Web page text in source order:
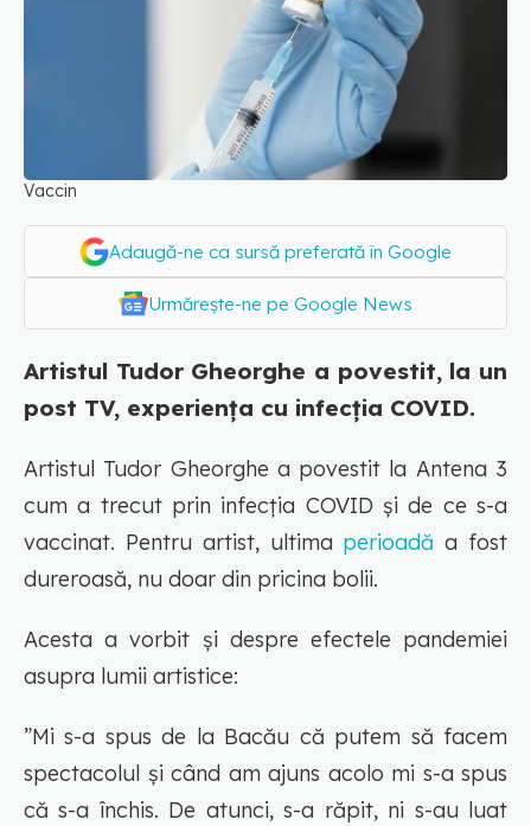
Vaccin
Adaugă-ne ca sursă preferată în Google
Urmărește-ne pe Google News
Artistul Tudor Gheorghe a povestit, la un
post TV, experiența cu infecția COVID.
Artistul Tudor Gheorghe a povestit la Antena 3
cum a trecut prin infecția COVID și de ce s-a
vaccinat. Pentru artist, ultima perioadă a fost
dureroasă, nu doar din pricina bolii.
Acesta a vorbit și despre efectele pandemiei
asupra lumii artistice:
”Mi s-a spus de la Bacău că putem să facem
spectacolul și când am ajuns acolo mi s-a spus
că s-a închis. De atunci, s-a răpit, ni s-au luat